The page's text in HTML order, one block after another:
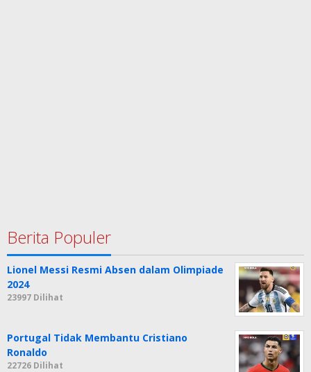
Berita Populer
Lionel Messi Resmi Absen dalam Olimpiade
2024
23997 Dilihat
Portugal Tidak Membantu Cristiano
Ronaldo
22726 Dilihat